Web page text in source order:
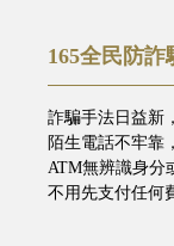
165全民防詐
詐騙手法日益新
陌生電話不牢靠
ATM無辨識身分
不用先支付任何